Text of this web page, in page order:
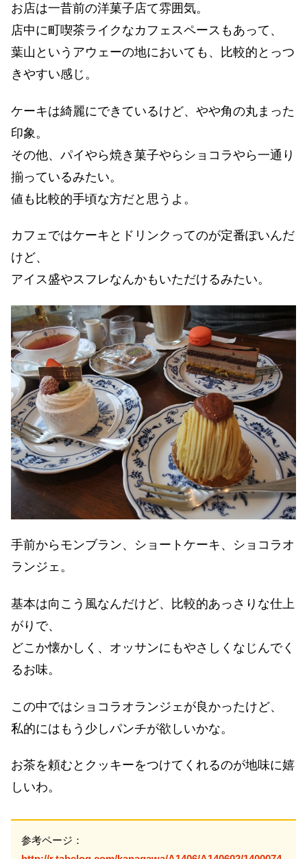
お店は一昔前の洋菓子店て雰囲気。
店中に町喫茶ライクなカフェスペースもあって、
葉山というアウェーの地においても、比較的とっつ
きやすい感じ。
ケーキは綺麗にできているけど、やや角の丸まった
印象。
その他、パイやら焼き菓子やらショコラやら一通り
揃っているみたい。
値も比較的手頃な方だと思うよ。
カフェではケーキとドリンクってのが定番ぽいんだ
けど、
アイス盛やスフレなんかもいただけるみたい。
手前からモンブラン、ショートケーキ、ショコラオ
ランジェ。
基本は向こう風なんだけど、比較的あっさりな仕上
がりで、
どこか懐かしく、オッサンにもやさしくなじんでく
るお味。
この中ではショコラオランジェが良かったけど、
私的にはもう少しパンチが欲しいかな。
お茶を頼むとクッキーをつけてくれるのが地味に嬉
しいわ。
参考ページ：